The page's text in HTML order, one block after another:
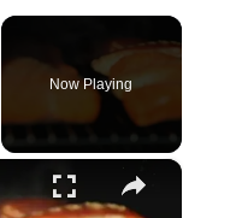
Now Playing
×